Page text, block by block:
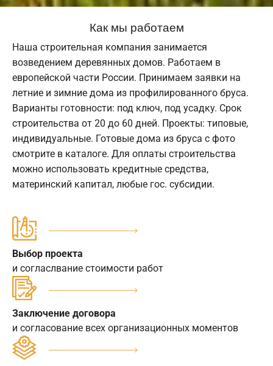
Как мы работаем
Наша строительная компания занимается
возведением деревянных домов. Работаем в
европейской части России. Принимаем заявки на
летние и зимние дома из профилированного бруса.
Варианты готовности: под ключ, под усадку. Срок
строительства от 20 до 60 дней. Проекты: типовые,
индивидуальные. Готовые дома из бруса с фото
смотрите в каталоге. Для оплаты строительства
можно использовать кредитные средства,
материнский капитал, любые гос. субсидии.
Выбор проекта
и согласлвание стоимости работ
Заключение договора
и согласование всех организационных моментов